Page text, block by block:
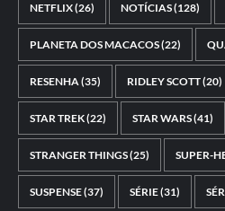
NETFLIX(26) NOTÍCIAS(128)
PLANETA DOS MACACOS(22)
RESENHA(35) RIDLEY SCOTT(20)
STAR TREK(22) STAR WARS(41)
STRANGER THINGS(25) SUPER-
SUSPENSE(37) SÉRIE(31)